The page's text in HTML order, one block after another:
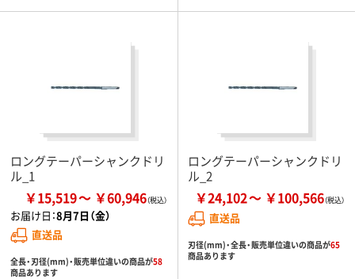
ロングテーパーシャンクドリ
ル_1
￥15,519 ￥60,946
お届け日：8月7日（金）
直送品
全長・刃径(mm)・販売単位違いの商品が58
商品あります
ロングテーパーシャンクドリ
ル_2
￥24,102 ￥100,566
直送品
刃径(mm)・全長・販売単位違いの商品が65
商品あります